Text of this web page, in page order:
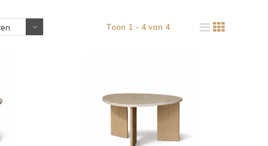
Toon 1 - 4 van 4